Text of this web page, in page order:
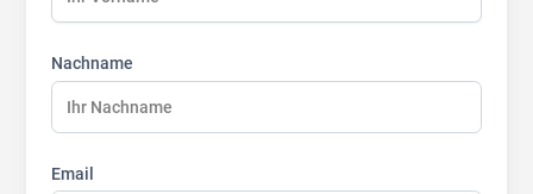
Nachname
Email